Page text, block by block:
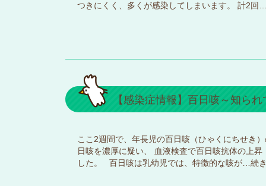
つきにくく、多くが感染してしまいます。 計2回
【感染症情報】百日咳～知ら
ここ2週間で、年長児の百日咳（ひゃくにちせき
日咳を濃厚に疑い、 血液検査で百日咳抗体の上
した。 百日咳は乳幼児では、特徴的な咳が… 続